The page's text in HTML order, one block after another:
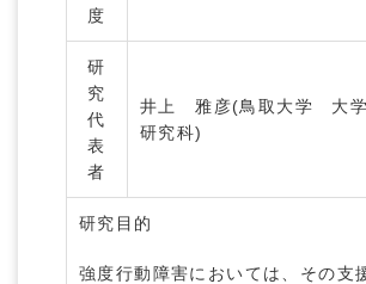
度
研
究
代
表
者
井上 雅彦(鳥取大学 大学
研究科)
研究目的
強度行動障害においては、その支